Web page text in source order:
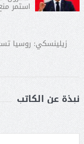
استمر
زيلينسكي: روسيا
نبذة عن الكاتب